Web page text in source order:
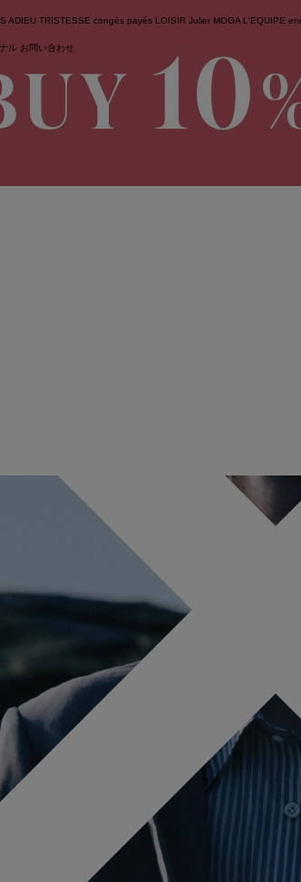
ADIEU TRISTESSE congés payés LOISIR Julier MOGA L'EQUIPE
ル お問い合わせ